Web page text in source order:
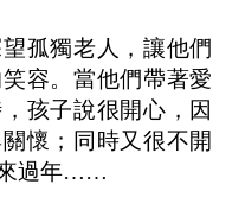
孤獨老人，讓他們
容。當他們帶著愛
孩子說很開心，因
懷；同時又很不開
來過年……